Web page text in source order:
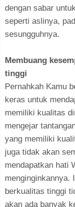
dengan sabar
seperti aslinya,
sesungguhnya.
Membuang
tinggi
Pernahkah Kamu
keras untuk
memiliki kualitas
mengejar
yang memiliki
juga tidak akan
mendapatkan hati
menginginkannya.
berkualitas tinggi
akan ada banyak